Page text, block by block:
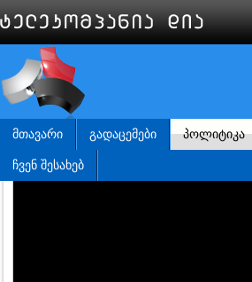
ᲛᲗᲐᲕᲐᲠᲘ ᲒᲐᲓᲐᲪᲔᲛᲔᲑᲘ ᲞᲝᲚᲘᲢᲘᲙᲐ
ᲩᲕᲔᲜ ᲨᲔᲡᲐᲮᲔᲑ